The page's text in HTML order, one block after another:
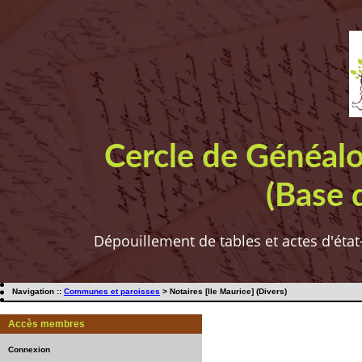
Cercle de
(Base
Dépouillement de tables et actes
Navigation :: Communes et paroisses > Notaires [Ile Maurice] (Divers)
Accès membres
Connexion